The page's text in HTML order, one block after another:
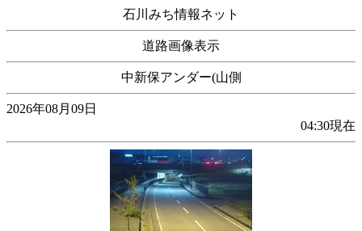
石川みち情報ネット
道路画像表示
中新保アンダー(山側
2026年08月09日
04:30現在